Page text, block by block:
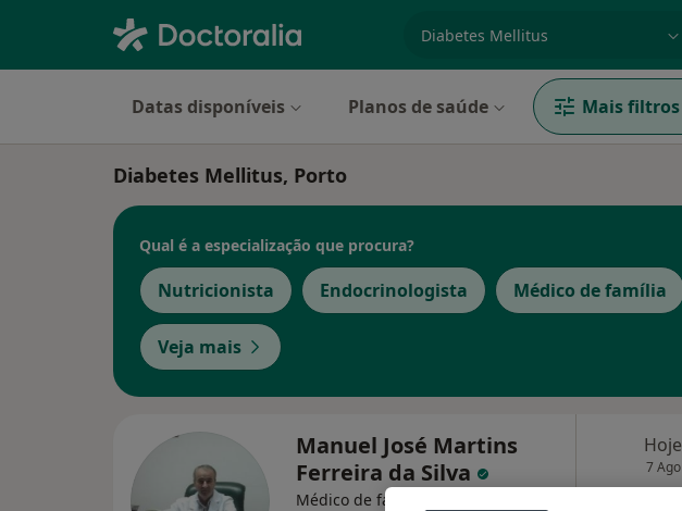
Datas disponíveis Planos de saúde Mais filtros
Diabetes Mellitus, Porto
Qual é a especialização que procura?
Nutricionista Endocrinologista Médico de família
Veja mais
Manuel José Martins
Ferreira da Silva
Médico de família
Hoje
7 Ago